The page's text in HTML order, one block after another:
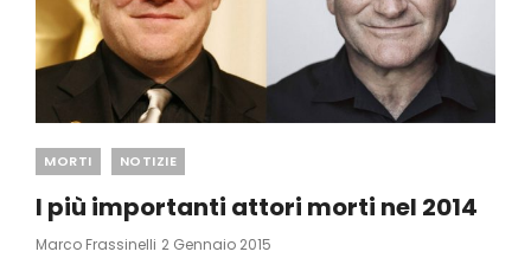
Categories
MORTI NOTIZIE
I più importanti attori morti nel 2014
Marco Frassinelli Posted
2 Gennaio 2015